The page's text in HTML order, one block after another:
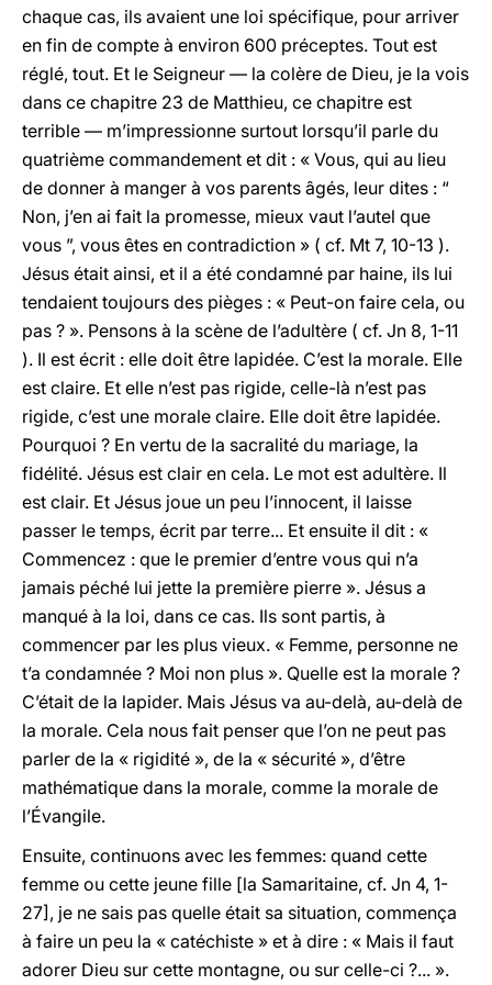
chaque cas, ils avaient une loi spécifique, pour arriver
en fin de compte à environ 600 préceptes. Tout est
réglé, tout. Et le Seigneur — la colère de Dieu, je la vois
dans ce chapitre 23 de Matthieu, ce chapitre est
terrible — m’impressionne surtout lorsqu’il parle du
quatrième commandement et dit : « Vous, qui au lieu
de donner à manger à vos parents âgés, leur dites : “
Non, j’en ai fait la promesse, mieux vaut l’autel que
vous ”, vous êtes en contradiction » ( cf. Mt 7, 10-13 ).
Jésus était ainsi, et il a été condamné par haine, ils lui
tendaient toujours des pièges : « Peut-on faire cela, ou
pas ? ». Pensons à la scène de l’adultère ( cf. Jn 8, 1-11
). Il est écrit : elle doit être lapidée. C’est la morale. Elle
est claire. Et elle n’est pas rigide, celle-là n’est pas
rigide, c’est une morale claire. Elle doit être lapidée.
Pourquoi ? En vertu de la sacralité du mariage, la
fidélité. Jésus est clair en cela. Le mot est adultère. Il
est clair. Et Jésus joue un peu l’innocent, il laisse
passer le temps, écrit par terre... Et ensuite il dit : «
Commencez : que le premier d’entre vous qui n’a
jamais péché lui jette la première pierre ». Jésus a
manqué à la loi, dans ce cas. Ils sont partis, à
commencer par les plus vieux. « Femme, personne ne
t’a condamnée ? Moi non plus ». Quelle est la morale ?
C’était de la lapider. Mais Jésus va au-delà, au-delà de
la morale. Cela nous fait penser que l’on ne peut pas
parler de la « rigidité », de la « sécurité », d’être
mathématique dans la morale, comme la morale de
l’Évangile.
Ensuite, continuons avec les femmes: quand cette
femme ou cette jeune fille [la Samaritaine, cf. Jn 4, 1-
27], je ne sais pas quelle était sa situation, commença
à faire un peu la « catéchiste » et à dire : « Mais il faut
adorer Dieu sur cette montagne, ou sur celle-ci ?... ».